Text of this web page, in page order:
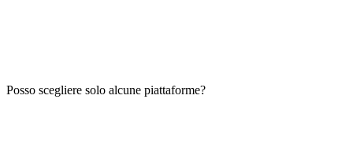
Posso scegliere solo alcune piattaforme?